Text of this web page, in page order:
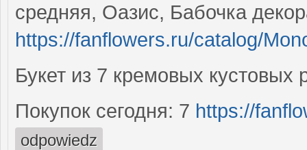
средняя, Оазис, Бабочка
https://fanflowers.ru/catalog/
Букет из 7 кремовых кустовых
Покупок сегодня: 7 https://
odpowiedz